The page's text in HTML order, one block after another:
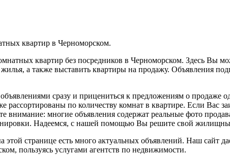
квартир в Черноморском.
квартир без посредников в Черноморском. Здесь Вы
а также выставить квартиры на продажу. Объявления
сразу и прицениться к предложениям о продаже
по количеству комнат в квартире. Если Вас
внимание: многие объявления содержат реальные фото
Надеемся, с нашей помощью Вы решите свой
странице есть много актуальных объявлений. Наш сайт
пользуясь услугами агентств по недвижимости.